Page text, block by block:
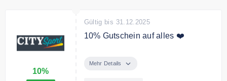
10%
Gültig bis 31.12.2025
10% Gutschein auf alles ❤️
Rabatt auf Ihre Bestellung.
Mehr Details